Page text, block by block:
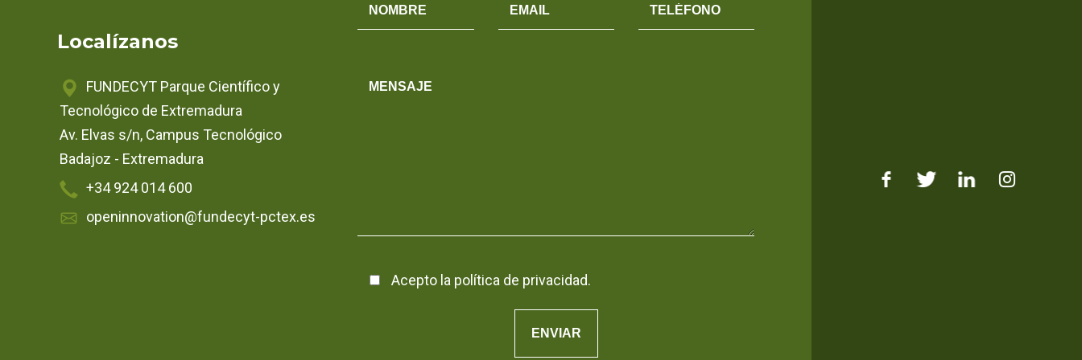
Localízanos
FUNDECYT Parque Científico y
Tecnológico de Extremadura
Av. Elvas s/n, Campus Tecnológico
Badajoz - Extremadura
+34 924 014 600
openinnovation@fundecyt-pctex.es
Acepto la política de privacidad.